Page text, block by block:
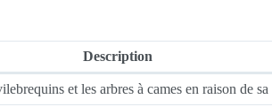
Description
et les arbres à cames en raison de sa